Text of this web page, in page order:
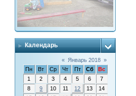
Календарь
« Январь 2018 »
Пн
Вт Ср Чт Пт Сб
Вс
1
2 3 4 5 6
7
8
9 10 11 12 13
14